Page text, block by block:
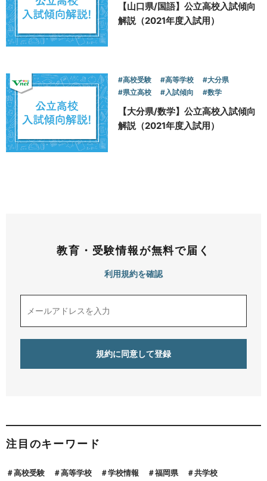
【山口県/国語】公立高校入試傾向
解説（2021年度入試用）
#高校受験 #高等学校
#大分県
#県立高校
#入試傾向 #数学
【大分県/数学】公立高校入試傾向
解説（2021年度入試用）
教育・受験情報が無料で届く
利用規約を確認
注目のキーワード
高校受験 高等学校 学校情報 福岡県 共学校